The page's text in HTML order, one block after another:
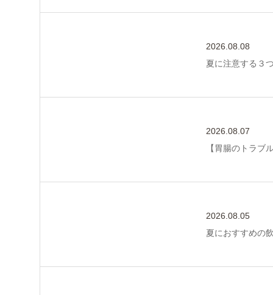
2026.08.08
夏に注意する３
2026.08.07
【胃腸のトラブ
2026.08.05
夏におすすめの